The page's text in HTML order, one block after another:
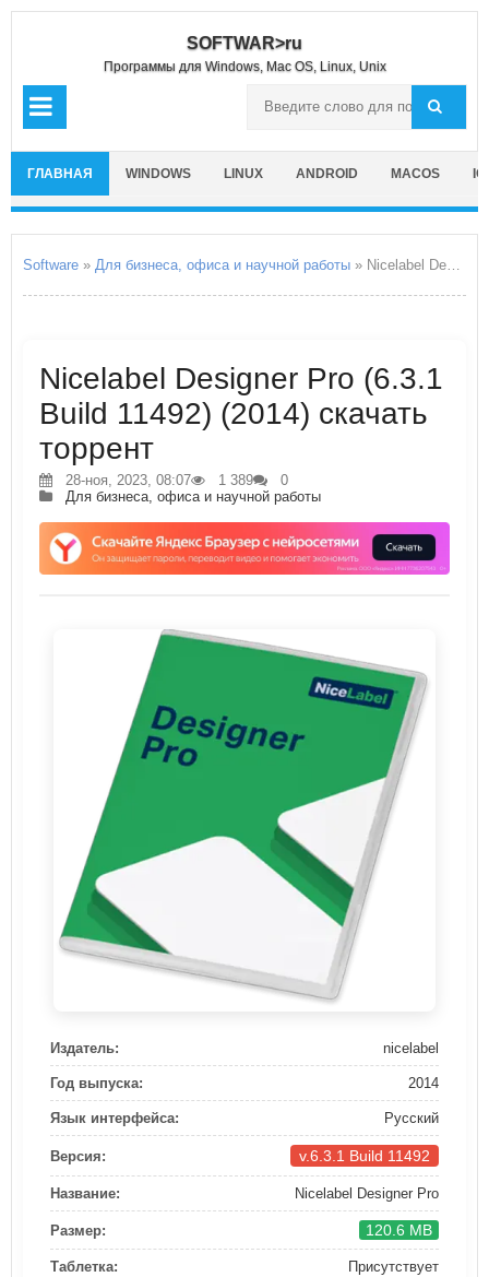
SOFTWAR>ru
Программы для Windows, Mac OS, Linux, Unix
ГЛАВНАЯ WINDOWS LINUX ANDROID MACOS
Software » Для бизнеса, офиса и научной работы » Nicelabel Designer Pro
Nicelabel Designer Pro (6.3.1
Build 11492) (2014) скачать
торрент
28-ноя, 2023, 08:07 1 389
0
Для бизнеса, офиса и научной работы
Издатель: nicelabel
Год выпуска: 2014
Язык интерфейса: Русский
Версия: v.6.3.1 Build 11492
Название: Nicelabel Designer Pro
Размер: 120.6 MB
Таблетка: Присутствует